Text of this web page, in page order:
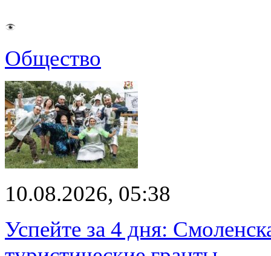
Общество
10.08.2026, 05:38
Успейте за 4 дня: